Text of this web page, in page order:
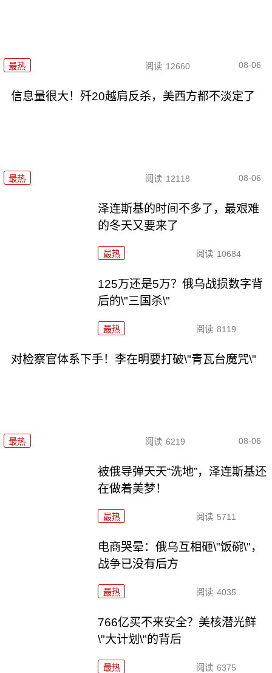
最热 阅读 12660 08-06
信息量很大！歼20越肩反杀，美西方都不淡定了
最热 阅读 12118 08-06
泽连斯基的时间不多了，最艰难
的冬天又要来了
最热 阅读 10684
125万还是5万？俄乌战损数字背
后的\"三国杀\"
最热 阅读 8119
对检察官体系下手！李在明要打破\"青瓦台魔咒\"
最热 阅读 6219 08-06
被俄导弹天天“洗地”，泽连斯基还
在做着美梦！
最热 阅读 5711
电商哭晕：俄乌互相砸\"饭碗\"，
战争已没有后方
最热 阅读 4035
766亿买不来安全？美核潜光鲜
\"大计划\"的背后
最热 阅读 6375